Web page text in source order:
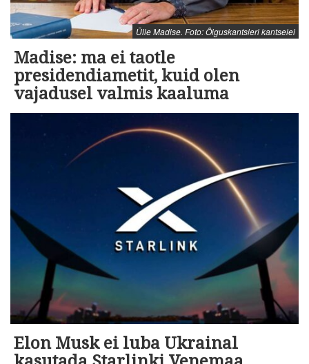
Ülle Madise. Foto: Õiguskantsleri kantselei
Madise: ma ei taotle
presidendiametit, kuid olen
vajadusel valmis kaaluma
Elon Musk ei luba Ukrainal